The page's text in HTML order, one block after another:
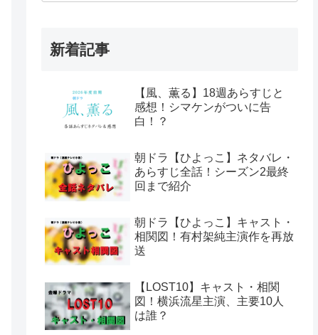
新着記事
【風、薫る】18週あらすじと
感想！シマケンがついに告
白！？
朝ドラ【ひよっこ】ネタバレ・
あらすじ全話！シーズン2最終
回まで紹介
朝ドラ【ひよっこ】キャスト・
相関図！有村架純主演作を再放
送
【LOST10】キャスト・相関
図！横浜流星主演、主要10人
は誰？